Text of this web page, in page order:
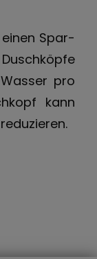
Spar-
pro
kann